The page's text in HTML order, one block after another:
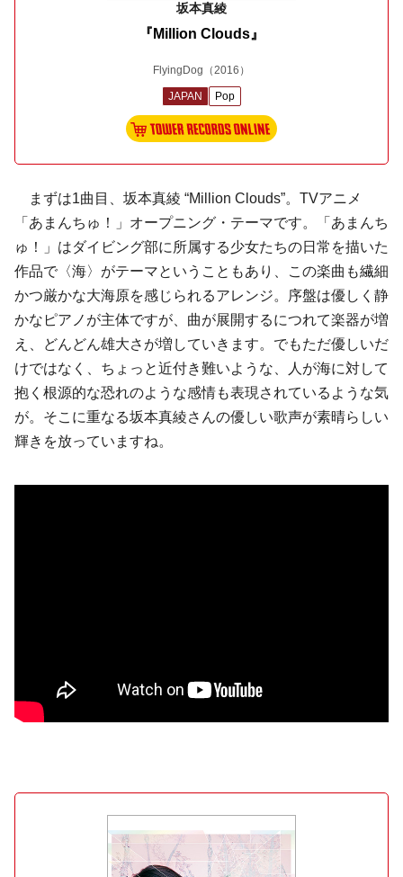
坂本真綾
『Million Clouds』
FlyingDog （2016）
JAPAN Pop
まずは1曲目、坂本真綾 “Million Clouds”。TVアニメ
「あまんちゅ！」オープニング・テーマです。「あまんち
ゅ！」はダイビング部に所属する少女たちの日常を描いた
作品で〈海〉がテーマということもあり、この楽曲も繊細
かつ厳かな大海原を感じられるアレンジ。序盤は優しく静
かなピアノが主体ですが、曲が展開するにつれて楽器が増
え、どんどん雄大さが増していきます。でもただ優しいだ
けではなく、ちょっと近付き難いような、人が海に対して
抱く根源的な恐れのような感情も表現されているような気
が。そこに重なる坂本真綾さんの優しい歌声が素晴らしい
輝きを放っていますね。